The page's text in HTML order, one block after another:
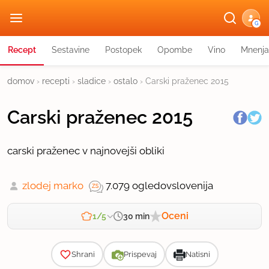
G
Recept Sestavine Postopek Opombe Vino Mnenja
domov › recepti › sladice › ostalo › Carski praženec 2015
Carski praženec 2015
carski praženec v najnovejši obliki
zlodej marko 7.079 ogledovslovenija
1/5 30 min Oceni
Shrani Prispevaj Natisni